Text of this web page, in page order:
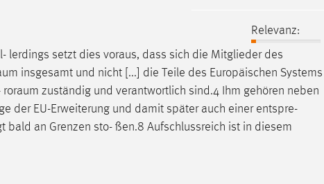
Relevanz:
lerdings setzt dies voraus, dass sich die Mitglieder des
insgesamt und nicht [...] die Teile des Europäischen Systems
roraum zuständig und verantwortlich sind.4 Ihm gehören neben
der EU-Erweiterung und damit später auch einer entspre-
bald an Grenzen sto- ßen.8 Aufschlussreich ist in diesem